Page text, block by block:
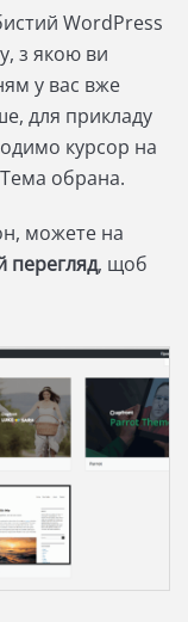
WordPress
з якою ви
у вас вже
для прикладу
курсор на
обрана.
можете на
перегляд, щоб